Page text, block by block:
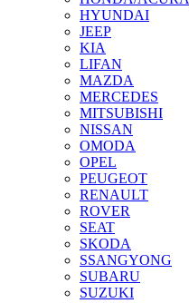
HYUNDAI
JEEP
KIA
LIFAN
MAZDA
MERCEDES
MITSUBISHI
NISSAN
OMODA
OPEL
PEUGEOT
RENAULT
ROVER
SEAT
SKODA
SSANGYONG
SUBARU
SUZUKI